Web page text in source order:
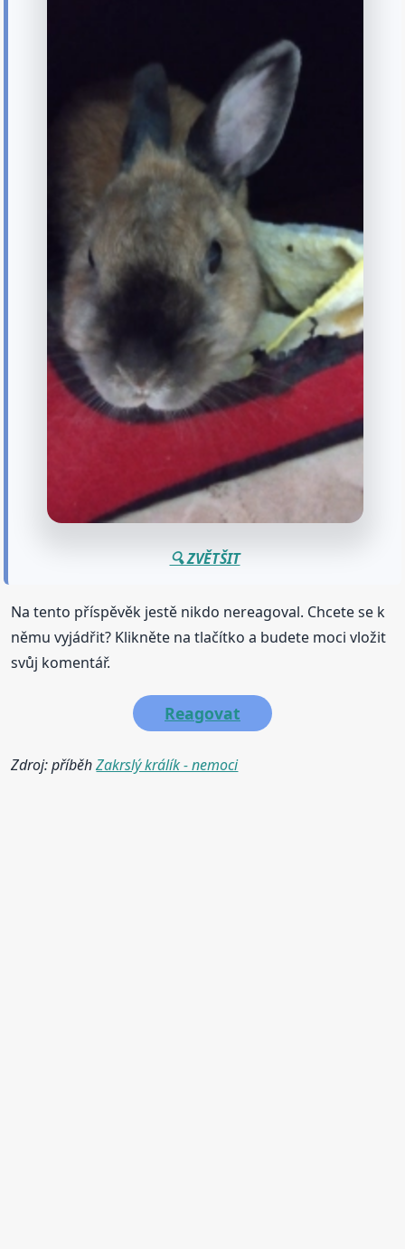
🔍 ZVĚTŠIT
Na tento příspěvěk jestě nikdo nereagoval. Chcete se k
němu vyjádřit? Klikněte na tlačítko a budete moci vložit
svůj komentář.
Reagovat
Zdroj: příběhZakrslý králík - nemoci